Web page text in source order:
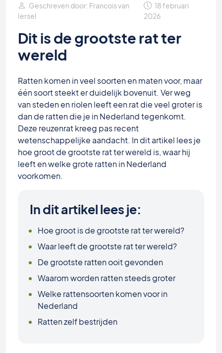
Geschreven door: Francois van
Iersel
18 februari
2026
Dit is de grootste rat ter
wereld
Ratten komen in veel soorten en maten voor, maar
één soort steekt er duidelijk bovenuit. Ver weg
van steden en riolen leeft een rat die veel groter is
dan de ratten die je in Nederland tegenkomt.
Deze reuzenrat kreeg pas recent
wetenschappelijke aandacht. In dit artikel lees je
hoe groot de grootste rat ter wereld is, waar hij
leeft en welke grote ratten in Nederland
voorkomen.
In dit artikel lees je:
Hoe groot is de grootste rat ter wereld?
Waar leeft de grootste rat ter wereld?
De grootste ratten ooit gevonden
Waarom worden ratten steeds groter
Welke rattensoorten komen voor in
Nederland
Ratten zelf bestrijden